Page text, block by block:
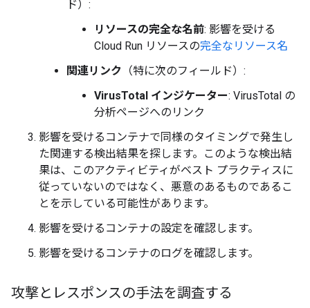
ド）:
リソースの完全な名前: 影響を受ける
Cloud Run リソースの完全なリソース名
関連リンク （特に次のフィールド）:
VirusTotal インジケーター: VirusTotal の
分析ページへのリンク
影響を受けるコンテナで同様のタイミングで発生し
た関連する検出結果を探します。このような検出結
果は、このアクティビティがベスト プラクティスに
従っていないのではなく、悪意のあるものであるこ
とを示している可能性があります。
影響を受けるコンテナの設定を確認します。
影響を受けるコンテナのログを確認します。
攻撃とレスポンスの手法を調査する